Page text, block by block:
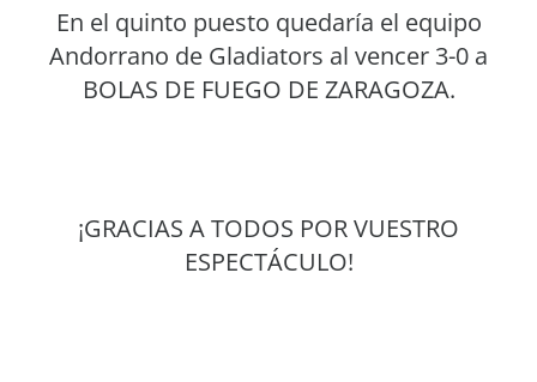
En el quinto puesto quedaría el equipo
Andorrano de Gladiators al vencer 3-0 a
BOLAS DE FUEGO DE ZARAGOZA.
¡GRACIAS A TODOS POR VUESTRO
ESPECTÁCULO!